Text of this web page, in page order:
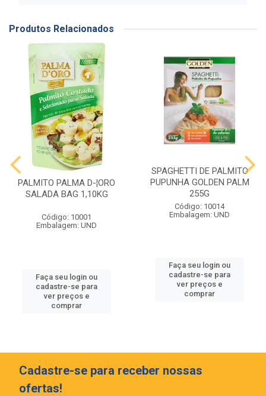
Produtos Relacionados
PALMITO PALMA D-¦ORO
SALADA BAG 1,10KG
Código: 10001
Embalagem: UND
Faça seu login ou
cadastre-se para
ver preços e
comprar
SPAGHETTI DE PALMITO
PUPUNHA GOLDEN PALM
255G
Código: 10014
Embalagem: UND
Faça seu login ou
cadastre-se para
ver preços e
comprar
Cadastre-se para receber nossas
ofertas!